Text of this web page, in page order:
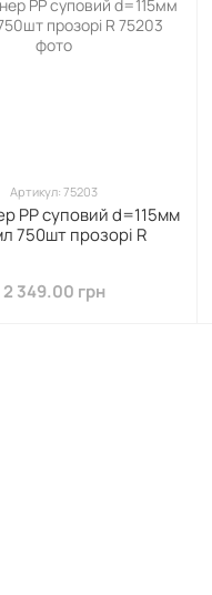
Артикул: 75203
PP суповий d=115мм
750шт прозорі R
2 349.00 грн